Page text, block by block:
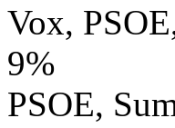
Vox,
9%
PSOE,